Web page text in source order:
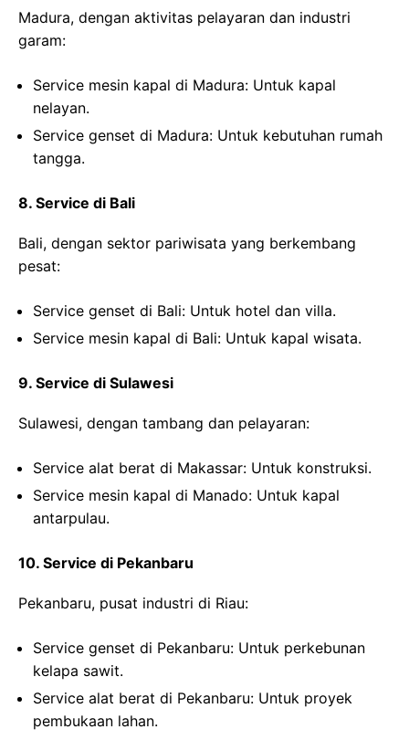
Madura, dengan aktivitas pelayaran dan industri
garam:
Service mesin kapal di Madura: Untuk kapal
nelayan.
Service genset di Madura: Untuk kebutuhan rumah
tangga.
8. Service di Bali
Bali, dengan sektor pariwisata yang berkembang
pesat:
Service genset di Bali: Untuk hotel dan villa.
Service mesin kapal di Bali: Untuk kapal wisata.
9. Service di Sulawesi
Sulawesi, dengan tambang dan pelayaran:
Service alat berat di Makassar: Untuk konstruksi.
Service mesin kapal di Manado: Untuk kapal
antarpulau.
10. Service di Pekanbaru
Pekanbaru, pusat industri di Riau:
Service genset di Pekanbaru: Untuk perkebunan
kelapa sawit.
Service alat berat di Pekanbaru: Untuk proyek
pembukaan lahan.